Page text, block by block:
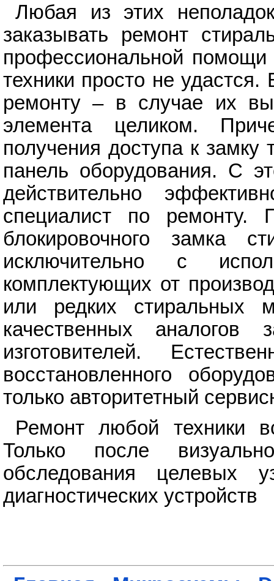
Любая из этих
заказывать ремонт
профессиональной помощи
техники просто не
ремонту – в случае их
элемента целиком.
получения доступа к
панель оборудования. С
действительно
специалист по
блокировочного замка
исключительно с
комплектующих от
или редких стиральных
качественных аналогов
изготовителей.
восстановленного
только авторитетный
Ремонт любой техники
Только после
обследования целевых
диагностических устройств